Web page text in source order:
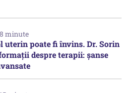
minute
uterin poate fi învins. Dr. Sorin
despre terapii: șanse